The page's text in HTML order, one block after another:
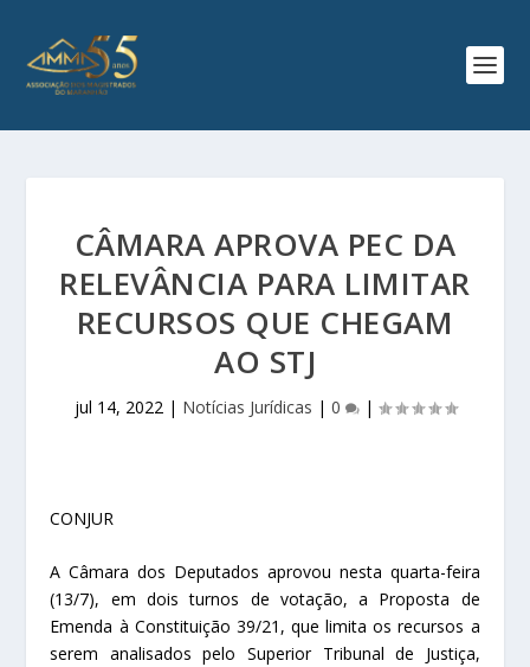
CÂMARA APROVA PEC DA
RELEVÂNCIA PARA LIMITAR
RECURSOS QUE CHEGAM
AO STJ
jul 14, 2022| Notícias Jurídicas | 0 |
CONJUR
A Câmara dos Deputados aprovou nesta quarta-feira
(13/7), em dois turnos de votação, a Proposta de
Emenda à Constituição 39/21, que limita os recursos a
serem analisados pelo Superior Tribunal de Justiça,